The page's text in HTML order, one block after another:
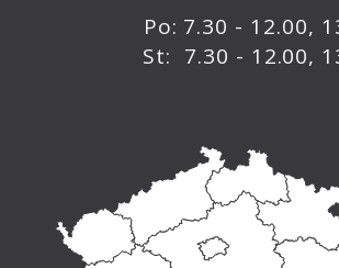
Po: 7.30 - 12.00,
St: 7.30 - 12.00,